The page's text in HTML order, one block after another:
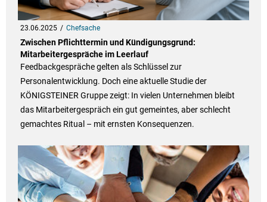
23.06.2025 Chefsache
Zwischen Pflichttermin und Kündigungsgrund:
Mitarbeitergespräche im Leerlauf
Feedbackgespräche gelten als Schlüssel zur
Personalentwicklung. Doch eine aktuelle Studie der
KÖNIGSTEINER Gruppe zeigt: In vielen Unternehmen bleibt
das Mitarbeitergespräch ein gut gemeintes, aber schlecht
gemachtes Ritual – mit ernsten Konsequenzen.